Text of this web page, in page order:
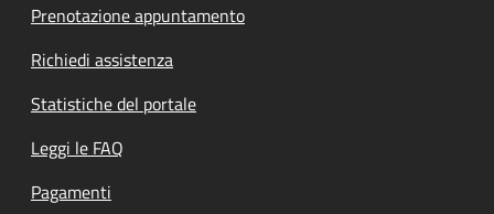
Prenotazione appuntamento
Richiedi assistenza
Statistiche del portale
Leggi le FAQ
Pagamenti